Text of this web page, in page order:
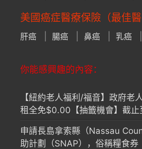
美國癌症醫療保險（最佳醫
肝癌 腸癌 鼻癌 乳癌
你能感興趣的內容：
【紐約老人福利/福音】政府老
租全免$0.00【抽籤機會】截止
申請長島拿索縣（Nassau
助計劃（SNAP），俗稱糧食券